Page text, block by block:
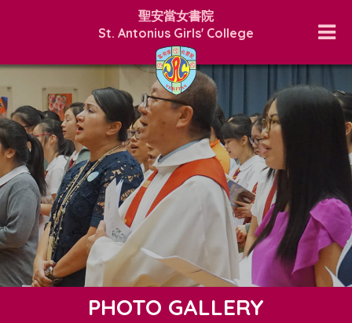
聖安當女書院
St. Antonius Girls' College
PHOTO GALLERY